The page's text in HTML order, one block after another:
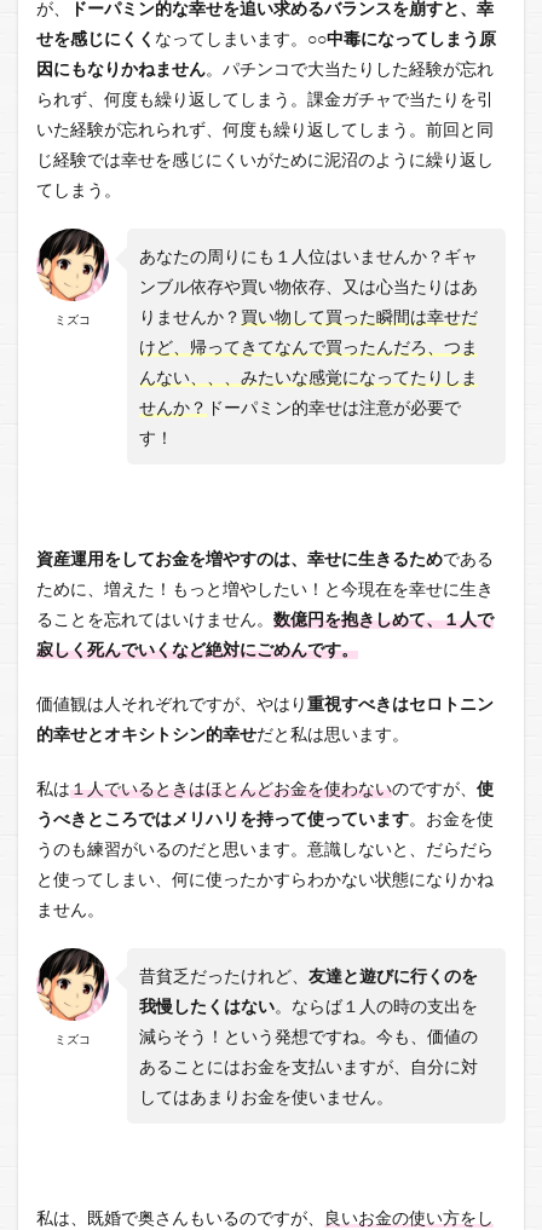
が、
ドーパミン的な幸せを追い求めるバランスを崩すと、幸
せを感じにくく なってしまいます。 ○○中毒になってしまう原
因にもなりかねません。パチンコで大当たりした経験が忘れ
られず、何度も繰り返してしまう。課金ガチャで当たりを引
いた経験が忘れられず、何度も繰り返してしまう。前回と同
じ経験では幸せを感じにくいがために泥沼のように繰り返し
てしまう。
ミズコ
あなたの周りにも１人位はいませんか？ギャ
ンブル依存や買い物依存、又は心当たりはあ
りませんか？ 買い物して買った瞬間は幸せだ
けど、帰ってきてなんで買ったんだろ、つま
んない、、、みたいな感覚になってたりしま
せんか？ ドーパミン的幸せは注意が必要で
す！
資産運用をしてお金を増やすのは、幸せに生きるためである
ために、増えた！もっと増やしたい！と今現在を幸せに生き
ることを忘れてはいけません。 数億円を抱きしめて、１人で
寂しく死んでいくなど絶対にごめんです。
価値観は人それぞれですが、やはり重視すべきはセロトニン
的幸せとオキシトシン的幸せだと私は思います。
私は１人でいるときはほとんどお金を使わないのですが、 使
うべきところではメリハリを持って使っています。お金を使
うのも練習がいるのだと思います。意識しないと、だらだら
と使ってしまい、何に使ったかすらわかない状態になりかね
ません。
ミズコ
昔貧乏だったけれど、 友達と遊びに行くのを
我慢したくはない。ならば１人の時の支出を
減らそう！という発想ですね。今も、価値の
あることにはお金を支払いますが、自分に対
してはあまりお金を使いません。
私は、既婚で奥さんもいるのですが、
良いお金の使い方をし